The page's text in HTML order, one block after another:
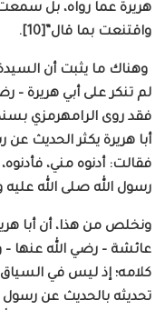
هريرة عما رواه، بل
واقتنعت بما قال”[10].
وهناك ما يثبت أن
لم تنكر على أبي هريرة –
فقد روى الرامهرمزي
أبا هريرة يكثر الحديث
فقالت: أدنوه مني،
رسول الله صلى الله عليه
ونخلص من هذا، أن أبا
عائشة – رضي الله عنها
كلامه؛ إذ ليس في السياق
تحديثه بالحديث عن رسول